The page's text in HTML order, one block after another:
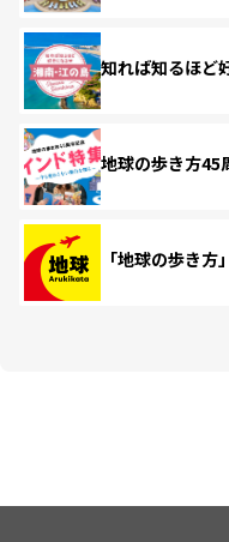
知れば知るほど
地球の歩き方45
「地球の歩き